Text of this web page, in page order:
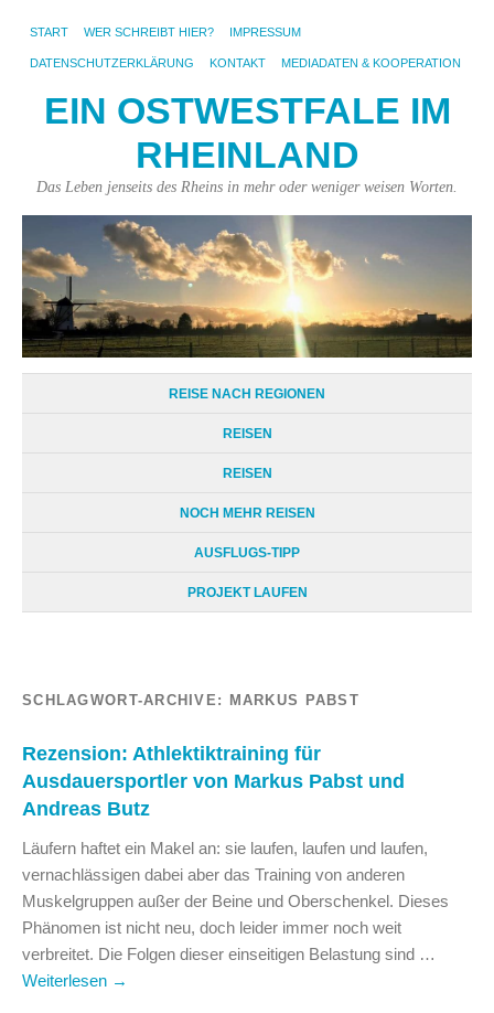
START WER SCHREIBT HIER? IMPRESSUM
DATENSCHUTZERKLÄRUNG KONTAKT MEDIADATEN & KOOPERATION
EIN OSTWESTFALE IM
RHEINLAND
Das Leben jenseits des Rheins in mehr oder weniger weisen Worten.
REISE NACH REGIONEN
REISEN
REISEN
NOCH MEHR REISEN
AUSFLUGS-TIPP
PROJEKT LAUFEN
SCHLAGWORT-ARCHIVE: MARKUS PABST
Rezension: Athlektiktraining für
Ausdauersportler von Markus Pabst und
Andreas Butz
Läufern haftet ein Makel an: sie laufen, laufen und laufen,
vernachlässigen dabei aber das Training von anderen
Muskelgruppen außer der Beine und Oberschenkel. Dieses
Phänomen ist nicht neu, doch leider immer noch weit
verbreitet. Die Folgen dieser einseitigen Belastung sind …
Weiterlesen →